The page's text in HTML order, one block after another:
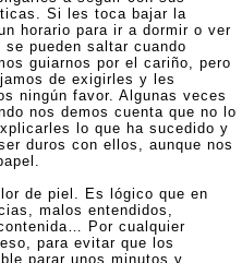
Si les toca bajar la
horario para ir a dormir o ver
pueden saltar cuando
guiarnos por el cariño, pero
de exigirles y les
ningún favor. Algunas veces
nos demos cuenta que no lo
lo que ha sucedido y
duros con ellos, aunque nos
de piel. Es lógico que en
malos entendidos,
Por cualquier
para evitar que los
parar unos minutos y